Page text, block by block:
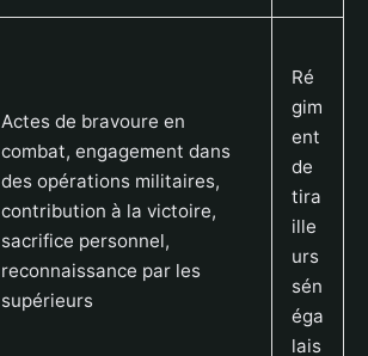
Actes de bravoure en
combat, engagement dans
des opérations militaires,
contribution à la victoire,
sacrifice personnel,
reconnaissance par les
supérieurs
Ré
gim
ent
de
tira
ille
urs
sén
éga
lais